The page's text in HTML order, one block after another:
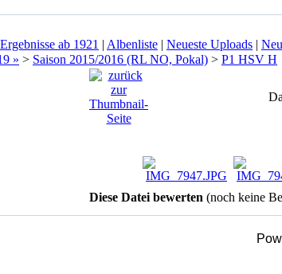
Ergebnisse ab 1921 | Albenliste | Neueste Uploads |
» > Saison 2015/2016 (RL NO, Pokal) > P1 HSV H
Diese Datei bewerten (noch keine